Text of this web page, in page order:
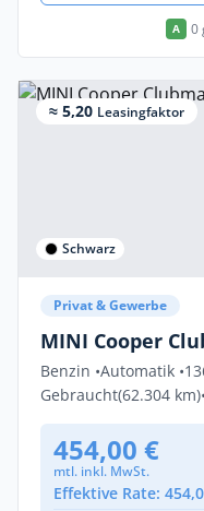
A 0
≈ 5,20 Leasingfaktor
Schwarz
Privat & Gewerbe
MINI Cooper
Benzin •Automatik •
Gebraucht(62.304 km)
454,00 €
mtl. inkl. MwSt.
Effektive Rate: